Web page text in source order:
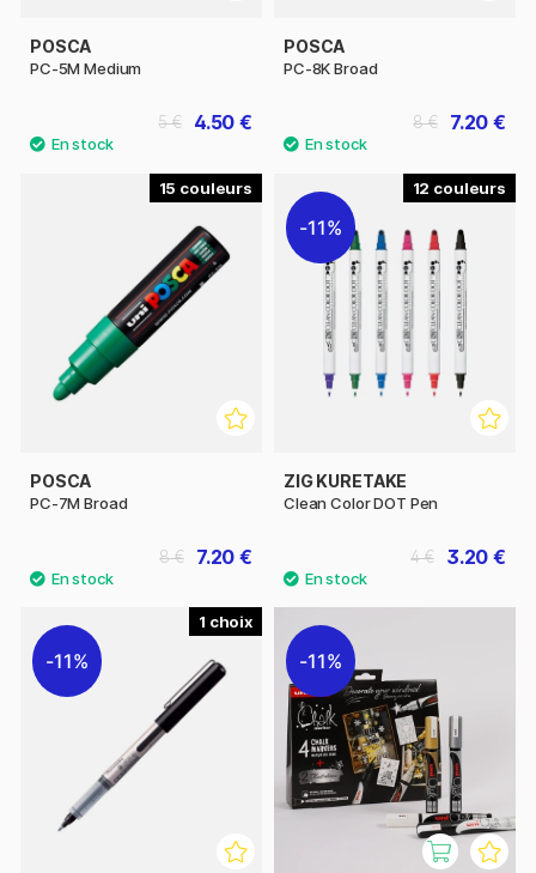
POSCA
PC-5M Medium
4.50 €
5 €
POSCA
PC-8K Broad
7.20 €
8 €
15
POSCA
PC-7M Broad
7.20 €
8 €
12
11%
ZIG KURETAKE
Clean Color DOT Pen
3.20 €
4 €
1
11% 11%